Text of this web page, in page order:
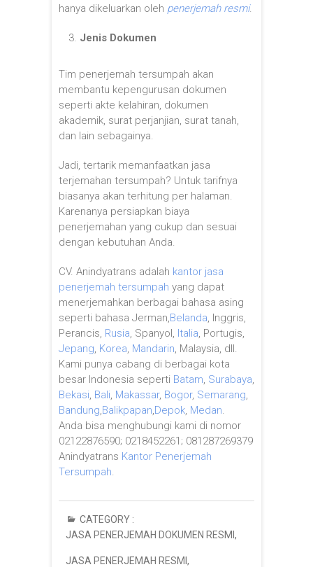
hanya dikeluarkan oleh penerjemah resmi.
Jenis Dokumen
Tim penerjemah tersumpah akan
membantu kepengurusan dokumen
seperti akte kelahiran, dokumen
akademik, surat perjanjian, surat tanah,
dan lain sebagainya.
Jadi, tertarik memanfaatkan jasa
terjemahan tersumpah? Untuk tarifnya
biasanya akan terhitung per halaman.
Karenanya persiapkan biaya
penerjemahan yang cukup dan sesuai
dengan kebutuhan Anda.
CV. Anindyatrans adalah kantor jasa
penerjemah tersumpah yang dapat
menerjemahkan berbagai bahasa asing
seperti bahasa Jerman,Belanda, Inggris,
Perancis, Rusia, Spanyol, Italia, Portugis,
Jepang, Korea, Mandarin, Malaysia, dll.
Kami punya cabang di berbagai kota
besar Indonesia seperti Batam, Surabaya,
Bekasi, Bali, Makassar, Bogor, Semarang,
Bandung,Balikpapan,Depok, Medan.
Anda bisa menghubungi kami di nomor
02122876590; 0218452261; 081287269379
Anindyatrans Kantor Penerjemah
Tersumpah.
CATEGORY :
JASA PENERJEMAH DOKUMEN RESMI ,
JASA PENERJEMAH RESMI ,